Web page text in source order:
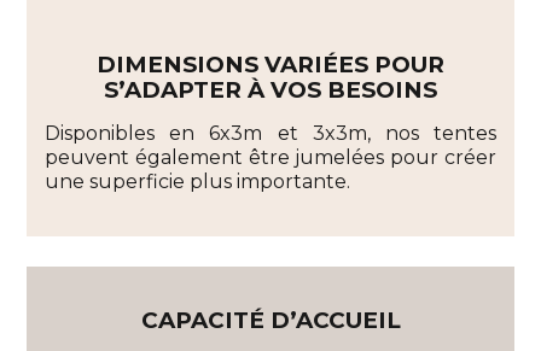
DIMENSIONS VARIÉES POUR
S’ADAPTER À VOS BESOINS
Disponibles en 6x3m et 3x3m, nos tentes
peuvent également être jumelées pour créer
une superficie plus importante.
CAPACITÉ D’ACCUEIL